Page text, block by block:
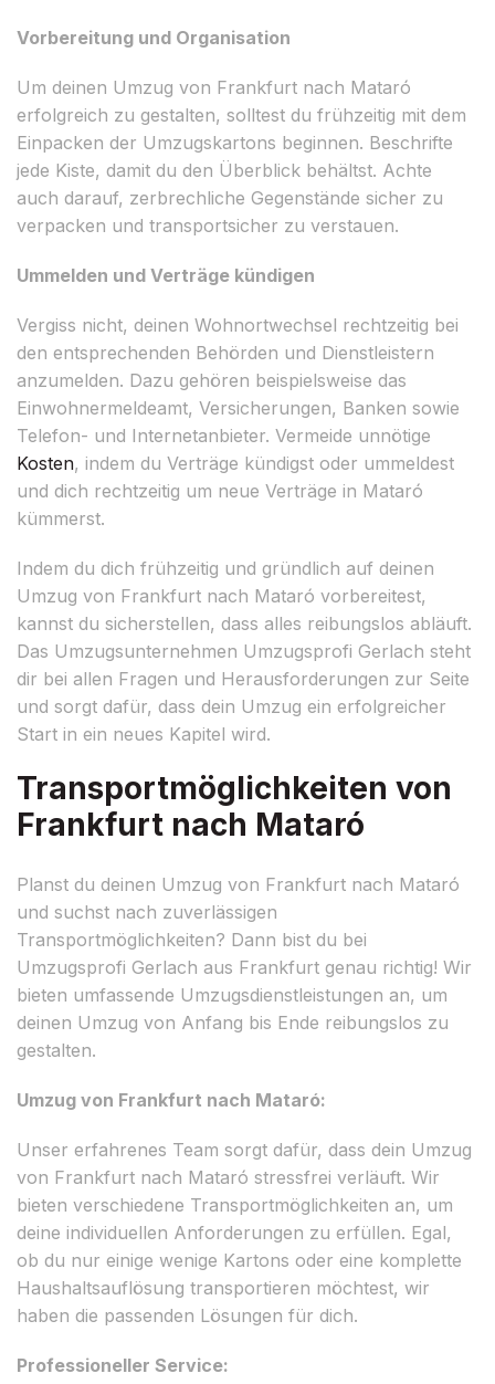
Vorbereitung und Organisation
Um deinen Umzug von Frankfurt nach Mataró
erfolgreich zu gestalten, solltest du frühzeitig mit dem
Einpacken der Umzugskartons beginnen. Beschrifte
jede Kiste, damit du den Überblick behältst. Achte
auch darauf, zerbrechliche Gegenstände sicher zu
verpacken und transportsicher zu verstauen.
Ummelden und Verträge kündigen
Vergiss nicht, deinen Wohnortwechsel rechtzeitig bei
den entsprechenden Behörden und Dienstleistern
anzumelden. Dazu gehören beispielsweise das
Einwohnermeldeamt, Versicherungen, Banken sowie
Telefon- und Internetanbieter. Vermeide unnötige
Kosten, indem du Verträge kündigst oder ummeldest
und dich rechtzeitig um neue Verträge in Mataró
kümmerst.
Indem du dich frühzeitig und gründlich auf deinen
Umzug von Frankfurt nach Mataró vorbereitest,
kannst du sicherstellen, dass alles reibungslos abläuft.
Das Umzugsunternehmen Umzugsprofi Gerlach steht
dir bei allen Fragen und Herausforderungen zur Seite
und sorgt dafür, dass dein Umzug ein erfolgreicher
Start in ein neues Kapitel wird.
Transportmöglichkeiten von
Frankfurt nach Mataró
Planst du deinen Umzug von Frankfurt nach Mataró
und suchst nach zuverlässigen
Transportmöglichkeiten? Dann bist du bei
Umzugsprofi Gerlach aus Frankfurt genau richtig! Wir
bieten umfassende Umzugsdienstleistungen an, um
deinen Umzug von Anfang bis Ende reibungslos zu
gestalten.
Umzug von Frankfurt nach Mataró:
Unser erfahrenes Team sorgt dafür, dass dein Umzug
von Frankfurt nach Mataró stressfrei verläuft. Wir
bieten verschiedene Transportmöglichkeiten an, um
deine individuellen Anforderungen zu erfüllen. Egal,
ob du nur einige wenige Kartons oder eine komplette
Haushaltsauflösung transportieren möchtest, wir
haben die passenden Lösungen für dich.
Professioneller Service: